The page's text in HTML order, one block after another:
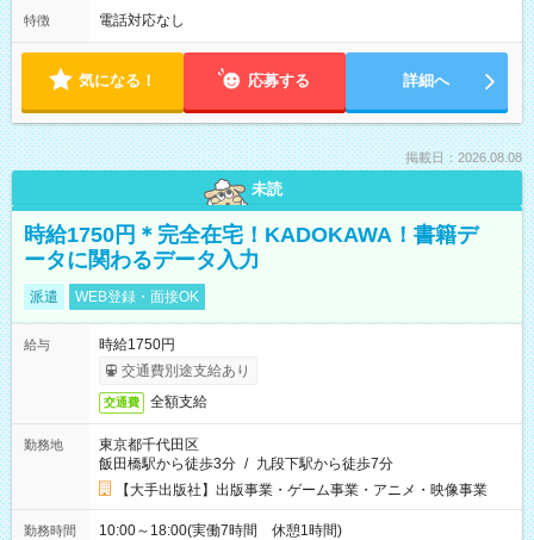
特徴 電話対応なし
気になる！ 応募する 詳細へ
掲載日：2026.08.08
未読
時給1750円＊完全在宅！KADOKAWA！書籍デ
ータに関わるデータ入力
派遣 WEB登録・面接OK
給与
時給1750円
交通費別途支給あり
交通費 全額支給
勤務地
東京都千代田区
飯田橋駅から徒歩3分 / 九段下駅から徒歩7分
【大手出版社】出版事業・ゲーム事業・アニメ・映像事業
勤務時間 10:00～18:00(実働7時間 休憩1時間)